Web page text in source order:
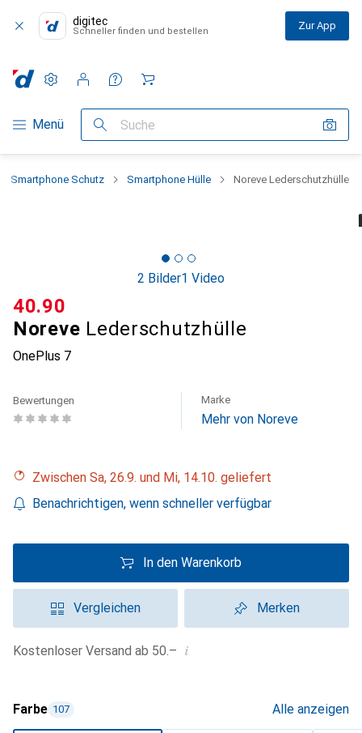
digitec
Schneller finden und bestellen Zur App
Navigation nach Kategorien
Menü Suche
Einstellungen
Kundenkonto
Vergleichslisten
Merklisten
Warenkorb
Smartphone Schutz Smartphone Hülle Noreve Lederschutzhülle
2 Bilder1 Video
Noreve Lederschutzhülle
OnePlus 7
CHF
40.90
Bewertungen Marke
Mehr von Noreve
Zwischen Sa, 26.9. und Mi, 14.10. geliefert
Benachrichtigen, wenn schneller verfügbar
In den Warenkorb
Vergleichen Merken
Kostenloser Versand ab 50.– i
Farbe 107 Alle anzeigen